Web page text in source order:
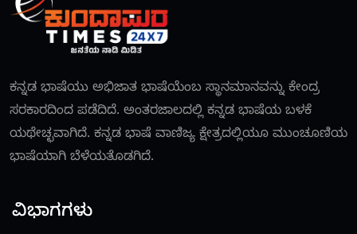
ಕನ್ನಡ ಭಾಷೆಯು ಅಭಿಜಾತ ಭಾಷೆಯೆಂಬ ಸ್ಥಾನಮಾನವನ್ನು ಕೇಂದ್ರ
ಸರಕಾರದಿಂದ ಪಡೆದಿದೆ. ಅಂತರಜಾಲದಲ್ಲಿ ಕನ್ನಡ ಭಾಷೆಯ ಬಳಕೆ
ಯಥೇಚ್ಛವಾಗಿದೆ. ಕನ್ನಡ ಭಾಷೆ ವಾಣಿಜ್ಯ ಕ್ಷೇತ್ರದಲ್ಲಿಯೂ ಮುಂಚೂಣಿಯ
ಭಾಷೆಯಾಗಿ ಬೆಳೆಯತೊಡಗಿದೆ.
ವಿಭಾಗಗಳು